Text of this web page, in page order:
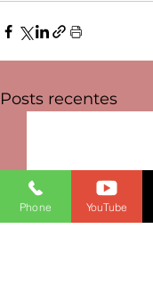
Posts recentes
Phone YouTube